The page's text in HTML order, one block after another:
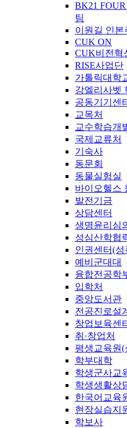
BK21
팀
이원길 인본
CUK ON
CUK비전혁
RISE사업단
가톨릭대학
강엘리사벳
공동기기센
교목처
교수학습개
국제교류처
기숙사
동문회
동물실험실
바이오헬스
발전기금
상담센터
생명윤리심
성심산학협
인권센터(
예비군대대
융합전공학
입학처
중앙도서관
전공진로설
창업보육센
취·창업처
평생교육원(
학부대학
학생군사교
학생생활상
한국어교육
현장실습지
학보사